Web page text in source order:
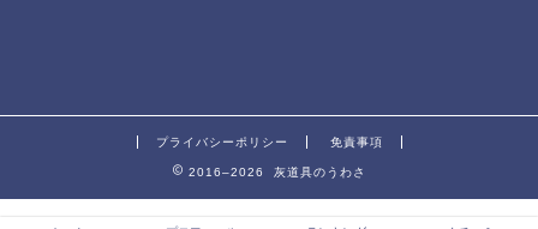
プライバシーポリシー 免責事項
2016–2026 灰道具のうわさ